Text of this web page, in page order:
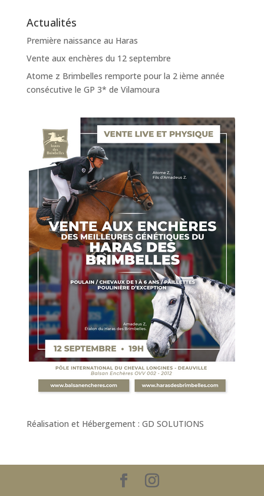
Actualités
Première naissance au Haras
Vente aux enchères du 12 septembre
Atome z Brimbelles remporte pour la 2 ième année
consécutive le GP 3* de Vilamoura
Réalisation et Hébergement : GD SOLUTIONS